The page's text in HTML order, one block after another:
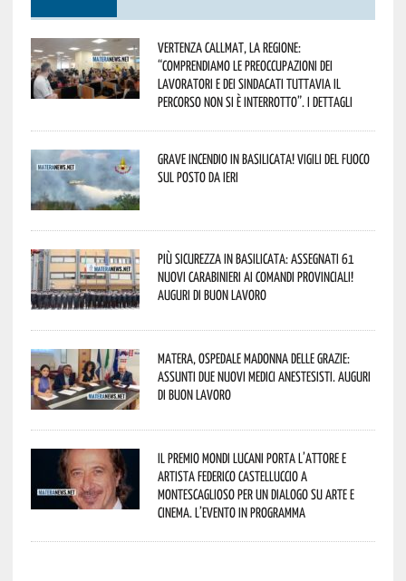
Vertenza CallMat, la Regione:
“comprendiamo le preoccupazioni dei
lavoratori e dei sindacati tuttavia il
percorso non si è interrotto”. I dettagli
Grave incendio in Basilicata! Vigili del fuoco
sul posto da ieri
Più sicurezza in Basilicata: assegnati 61
nuovi Carabinieri ai Comandi provinciali!
Auguri di buon lavoro
Matera, Ospedale Madonna delle Grazie:
assunti due nuovi medici anestesisti. Auguri
di buon lavoro
Il Premio Mondi Lucani porta l’attore e
artista Federico Castelluccio a
Montescaglioso per un dialogo su arte e
cinema. L’evento in programma